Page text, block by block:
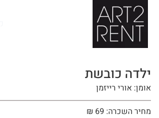
לתוכן
ילדה כובשת
אומן: אורי רייזמן
מחיר השכרה: 69 ₪